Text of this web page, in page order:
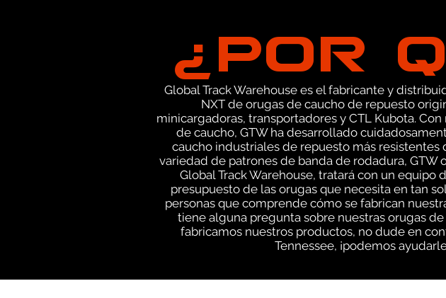
¿POR
Global Track Warehouse es el fabricante y
NXT de orugas de caucho de repuesto
minicargadoras, transportadores y CTL Kubota.
de caucho, GTW ha desarrollado
caucho industriales de repuesto más
variedad de patrones de banda de rodadura, GTW
Global Track Warehouse, tratará con un
presupuesto de las orugas que necesita en tan
personas que comprende cómo se fabrican
tiene alguna pregunta sobre nuestras orugas
fabricamos nuestros productos, no dude en
Tennessee, ¡podemos